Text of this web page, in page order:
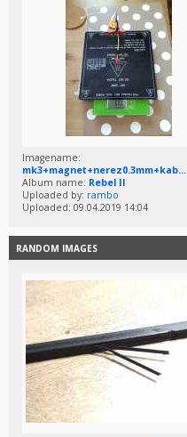
Imagename:
mk3+magnet+nerez0.3mm+kab...
Album name: Rebel II
Uploaded by: rambo
Uploaded: 09.04.2019 14:04
RANDOM IMAGES